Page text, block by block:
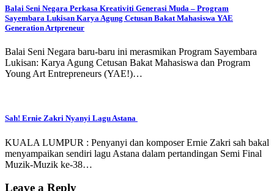
Balai Seni Negara Perkasa Kreativiti Generasi Muda – Program
Sayembara Lukisan Karya Agung Cetusan Bakat Mahasiswa YAE
Generation Artpreneur
Balai Seni Negara baru-baru ini merasmikan Program Sayembara
Lukisan: Karya Agung Cetusan Bakat Mahasiswa dan Program
Young Art Entrepreneurs (YAE!)…
Sah! Ernie Zakri Nyanyi Lagu Astana
KUALA LUMPUR : Penyanyi dan komposer Ernie Zakri sah bakal
menyampaikan sendiri lagu Astana dalam pertandingan Semi Final
Muzik-Muzik ke-38…
Leave a Reply